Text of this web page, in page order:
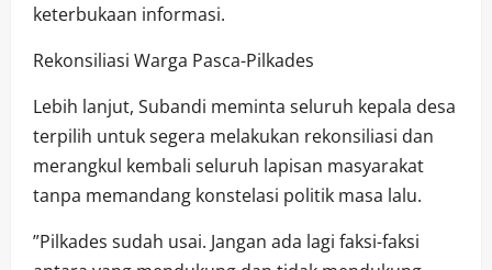
keterbukaan informasi.
​Rekonsiliasi Warga Pasca-Pilkades
​Lebih lanjut, Subandi meminta seluruh kepala desa
terpilih untuk segera melakukan rekonsiliasi dan
merangkul kembali seluruh lapisan masyarakat
tanpa memandang konstelasi politik masa lalu.
​”Pilkades sudah usai. Jangan ada lagi faksi-faksi